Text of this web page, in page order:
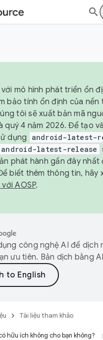
mô hình phát triển ổn
bảo tính ổn định của nền
tôi sẽ xuất bản mã
quý 4 năm 2026. Để tạo
dụng
android-latest-
android-latest-release
phát hành gần đây nhất
biết thêm thông tin, hãy
AOSP.
công nghệ AI để dịch
ưu tiên. Bản dịch bằng
Tài liệu tham khảo
hữu ích không cho bạn không?